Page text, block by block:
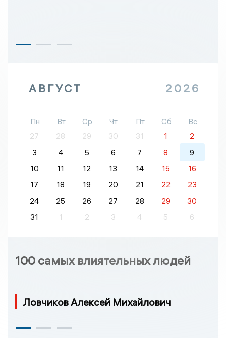
АВГУСТ 2026
Пн Вт Ср Чт Пт Сб
Вс
27
28 29 30 31 1
2
3
4 5 6 7 8
9
10
11 12 13 14 15
16
17
18 19 20 21 22
23
24
25 26 27 28 29
30
31
1 2 3 4 5 6
100 самых влиятельных людей
Ловчиков Алексей Михайлович